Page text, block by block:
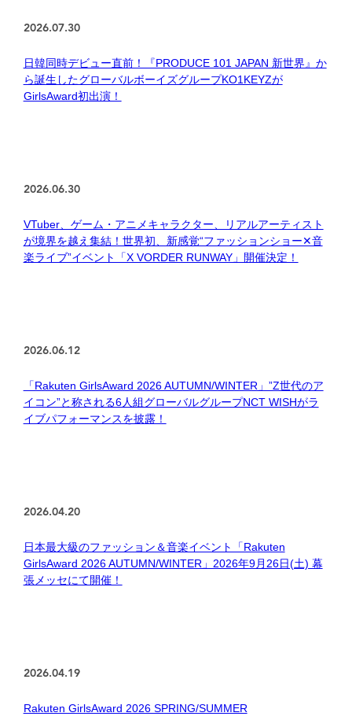
2026.07.30
日韓同時デビュー直前！『PRODUCE 101 JAPAN 新世界』か
ら誕生したグローバルボーイズグループKO1KEYZが
GirlsAward初出演！
2026.06.30
VTuber、ゲーム・アニメキャラクター、リアルアーティスト
が境界を越え集結！世界初、新感覚“ファッションショー✕音
楽ライブ”イベント「X VORDER RUNWAY」開催決定！
2026.06.12
「Rakuten GirlsAward 2026 AUTUMN/WINTER」”Z世代のア
イコン”と称される6人組グローバルグループNCT WISHがラ
イブパフォーマンスを披露！
2026.04.20
日本最大級のファッション＆音楽イベント「Rakuten
GirlsAward 2026 AUTUMN/WINTER」2026年9月26日(土) 幕
張メッセにて開催！
2026.04.19
Rakuten GirlsAward 2026 SPRING/SUMMER